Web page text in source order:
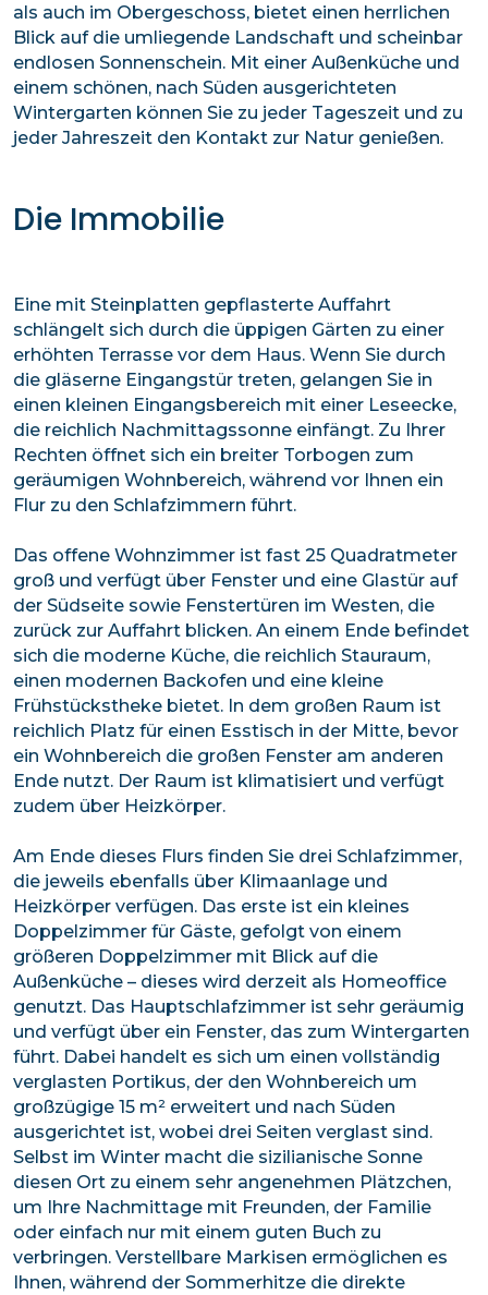
als auch im Obergeschoss, bietet einen herrlichen
Blick auf die umliegende Landschaft und scheinbar
endlosen Sonnenschein. Mit einer Außenküche und
einem schönen, nach Süden ausgerichteten
Wintergarten können Sie zu jeder Tageszeit und zu
jeder Jahreszeit den Kontakt zur Natur genießen.
Die Immobilie
Eine mit Steinplatten gepflasterte Auffahrt
schlängelt sich durch die üppigen Gärten zu einer
erhöhten Terrasse vor dem Haus. Wenn Sie durch
die gläserne Eingangstür treten, gelangen Sie in
einen kleinen Eingangsbereich mit einer Leseecke,
die reichlich Nachmittagssonne einfängt. Zu Ihrer
Rechten öffnet sich ein breiter Torbogen zum
geräumigen Wohnbereich, während vor Ihnen ein
Flur zu den Schlafzimmern führt.
Das offene Wohnzimmer ist fast 25 Quadratmeter
groß und verfügt über Fenster und eine Glastür auf
der Südseite sowie Fenstertüren im Westen, die
zurück zur Auffahrt blicken. An einem Ende befindet
sich die moderne Küche, die reichlich Stauraum,
einen modernen Backofen und eine kleine
Frühstückstheke bietet. In dem großen Raum ist
reichlich Platz für einen Esstisch in der Mitte, bevor
ein Wohnbereich die großen Fenster am anderen
Ende nutzt. Der Raum ist klimatisiert und verfügt
zudem über Heizkörper.
Am Ende dieses Flurs finden Sie drei Schlafzimmer,
die jeweils ebenfalls über Klimaanlage und
Heizkörper verfügen. Das erste ist ein kleines
Doppelzimmer für Gäste, gefolgt von einem
größeren Doppelzimmer mit Blick auf die
Außenküche – dieses wird derzeit als Homeoffice
genutzt. Das Hauptschlafzimmer ist sehr geräumig
und verfügt über ein Fenster, das zum Wintergarten
führt. Dabei handelt es sich um einen vollständig
verglasten Portikus, der den Wohnbereich um
großzügige 15 m² erweitert und nach Süden
ausgerichtet ist, wobei drei Seiten verglast sind.
Selbst im Winter macht die sizilianische Sonne
diesen Ort zu einem sehr angenehmen Plätzchen,
um Ihre Nachmittage mit Freunden, der Familie
oder einfach nur mit einem guten Buch zu
verbringen. Verstellbare Markisen ermöglichen es
Ihnen, während der Sommerhitze die direkte